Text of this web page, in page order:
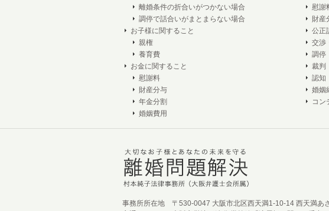
離婚条件の折合いがつかない場合
調停で話合いがまとまらない場合
お子様に関すること
親権
養育費
お金に関すること
慰謝料
財産分与
年金分割
婚姻費用
慰謝
財産
公正
交渉
調停
裁判
認知
婚姻
コン
事務所所在地
〒530-0047 大阪市北区西天満1-10-14 西天満